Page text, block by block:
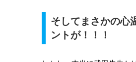
そしてまさかの心
ントが！！！